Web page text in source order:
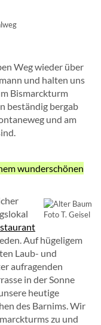
Weg wieder über
und halten uns
Bismarckturm
beständig bergab
und am
wunderschönen
Foto T. Geisel
Auf hügeligem
Laub- und
aufragenden
in der Sonne
heutige
des Barnims. Wir
zu und